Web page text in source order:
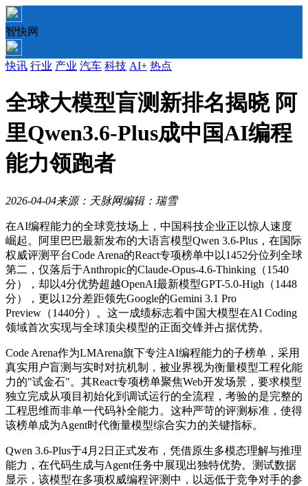
智快网
快讯 行业 产业 汽车 科技 AI+ 热点
全球大模型盲测新排名揭晓 阿
里Qwen3.6-Plus成中国AI编程
能力领跑者
2026-04-04来源：天脉网编辑：瑞雪
在AI编程能力的全球竞技场上，中国科技企业正以惊人速度
崛起。阿里巴巴最新发布的大语言模型Qwen 3.6-Plus，在国际
权威评测平台Code Arena的React专项榜单中以1452分位列全球
第二，仅落后于Anthropic的Claude-Opus-4.6-Thinking（1540
分），却以4分优势超越OpenAI最新模型GPT-5.0-High（1448
分），更以12分差距领先Google的Gemini 3.1 Pro
Preview（1440分）。这一成绩标志着中国大模型在AI Coding
领域首次实现与全球顶尖模型的正面交锋并占据优势。
Code Arena作为LMArena旗下专注AI编程能力的子榜单，采用
真实用户盲测与实时对抗机制，被业界视为衡量模型工程化能
力的"试金石"。其React专项榜单聚焦Web开发场景，要求模型
独立完成从项目初始化到调试运行的全流程，考验的是完整的
工程思维而非单一代码补全能力。这种严苛的评测标准，使得
该榜单成为Agent时代衡量模型综合实力的关键指标。
Qwen 3.6-Plus于4月2日正式发布，凭借原生多模态理解与推理
能力，在代码生成与Agent任务中展现出独特优势。测试数据
显示，该模型在多项权威编程评测中，以远低于竞争对手的参